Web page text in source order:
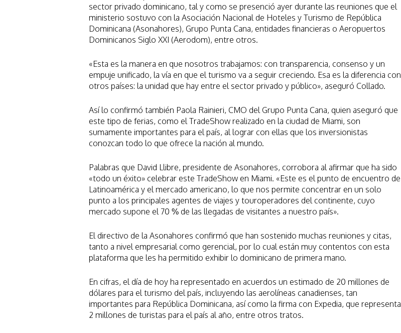
sector privado dominicano, tal y como se presenció ayer durante las reuniones que el
ministerio sostuvo con la Asociación Nacional de Hoteles y Turismo de República
Dominicana (Asonahores), Grupo Punta Cana, entidades financieras o Aeropuertos
Dominicanos Siglo XXI (Aerodom), entre otros.
«Esta es la manera en que nosotros trabajamos: con transparencia, consenso y un
empuje unificado, la vía en que el turismo va a seguir creciendo. Esa es la diferencia con
otros países: la unidad que hay entre el sector privado y público», aseguró Collado.
Así lo confirmó también Paola Rainieri, CMO del Grupo Punta Cana, quien aseguró que
este tipo de ferias, como el TradeShow realizado en la ciudad de Miami, son
sumamente importantes para el país, al lograr con ellas que los inversionistas
conozcan todo lo que ofrece la nación al mundo.
Palabras que David Llibre, presidente de Asonahores, corrobora al afirmar que ha sido
«todo un éxito» celebrar este TradeShow en Miami. «Este es el punto de encuentro de
Latinoamérica y el mercado americano, lo que nos permite concentrar en un solo
punto a los principales agentes de viajes y touroperadores del continente, cuyo
mercado supone el 70 % de las llegadas de visitantes a nuestro país».
El directivo de la Asonahores confirmó que han sostenido muchas reuniones y citas,
tanto a nivel empresarial como gerencial, por lo cual están muy contentos con esta
plataforma que les ha permitido exhibir lo dominicano de primera mano.
En cifras, el día de hoy ha representado en acuerdos un estimado de 20 millones de
dólares para el turismo del país, incluyendo las aerolíneas canadienses, tan
importantes para República Dominicana, así como la firma con Expedia, que representa
2 millones de turistas para el país al año, entre otros tratos.